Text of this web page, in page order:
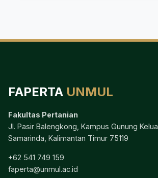
FAPERTA UNMUL
Fakultas Pertanian
Jl. Pasir Balengkong, Kampus Gunung Kelua
Samarinda, Kalimantan Timur 75119
+62 541 749 159
faperta@unmul.ac.id